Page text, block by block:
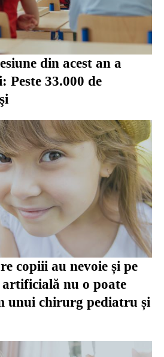
din acest an a
Peste 33.000 de
copiii au nevoie și pe
nu o poate
unui chirurg pediatru și